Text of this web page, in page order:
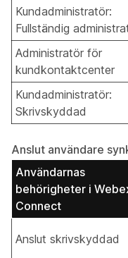
Kundadministratör:
Fullständig
Administratör för
kundkontaktcenter
Kundadministratör:
Skrivskyddad
Anslut användare
Användarnas
behörigheter i
Connect
Anslut skrivskyddad